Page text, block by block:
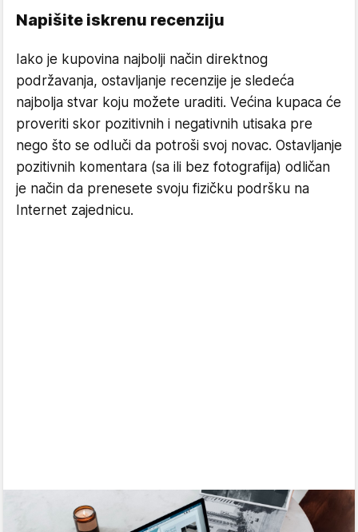
Napišite iskrenu recenziju
Iako je kupovina najbolji način direktnog
podržavanja, ostavljanje recenzije je sledeća
najbolja stvar koju možete uraditi. Većina kupaca će
proveriti skor pozitivnih i negativnih utisaka pre
nego što se odluči da potroši svoj novac. Ostavljanje
pozitivnih komentara (sa ili bez fotografija) odličan
je način da prenesete svoju fizičku podršku na
Internet zajednicu.